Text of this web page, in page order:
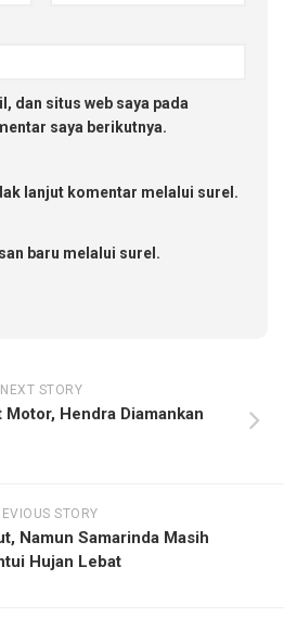
dan situs web saya pada
saya berikutnya.
lanjut komentar melalui surel.
baru melalui surel.
NEXT STORY
Motor, Hendra Diamankan
STORY
Namun Samarinda Masih
Hujan Lebat